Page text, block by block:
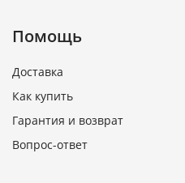
Помощь
Доставка
Как купить
Гарантия и возврат
Вопрос-ответ